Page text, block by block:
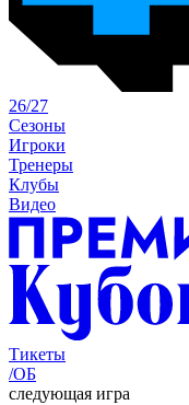
26/27
Сезоны
Игроки
Тренеры
Клубы
Видео
Тикеты
/ОБ
следующая игра